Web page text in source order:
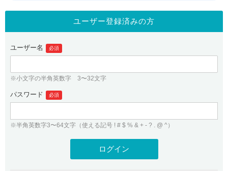
.jpドメインオークション
gTLDオークション NEW!
.jpドメインバックオーダー
プレミアムドメイン
人気ドメインの種類
WHOIS検索
紹介制度
バリュードメインAPI
ドメイン・ホスティングOEM
ログイン
従来のバリュードメインをご利用希望の方
Value Domainにログイン
ユーザー登録
ユーザー登録済みの方
ユーザー名 必須
※小文字の半角英数字 3〜32文字
パスワード 必須
※半角英数字3〜64文字（使える記号 ! # $ % & + - ? . @ ^）